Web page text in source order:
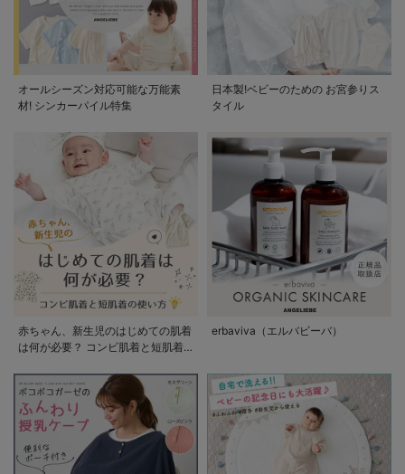
オールシーズン対応可能な万能素
材! シンカーパイル特集
日本製!ベビーのための お宮参りス
タイル
赤ちゃん、新生児のはじめての肌着
は何が必要？ コンビ肌着と短肌着
erbaviva（エルバビーバ）